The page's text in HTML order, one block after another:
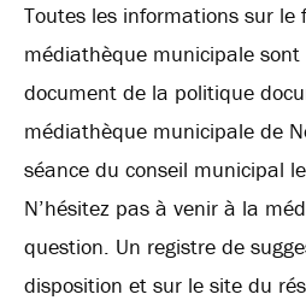
Toutes les informations sur
médiathèque municipale
document de la politique
médiathèque municipale de
séance du conseil municipal
N’hésitez pas à venir à la
question. Un registre de
disposition et sur le site du